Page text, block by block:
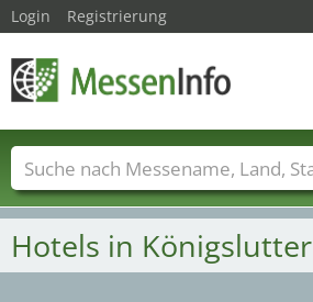
Hotels in
Login Registrierung
Messenamen Länder Städte
Dienstleisterbranchen